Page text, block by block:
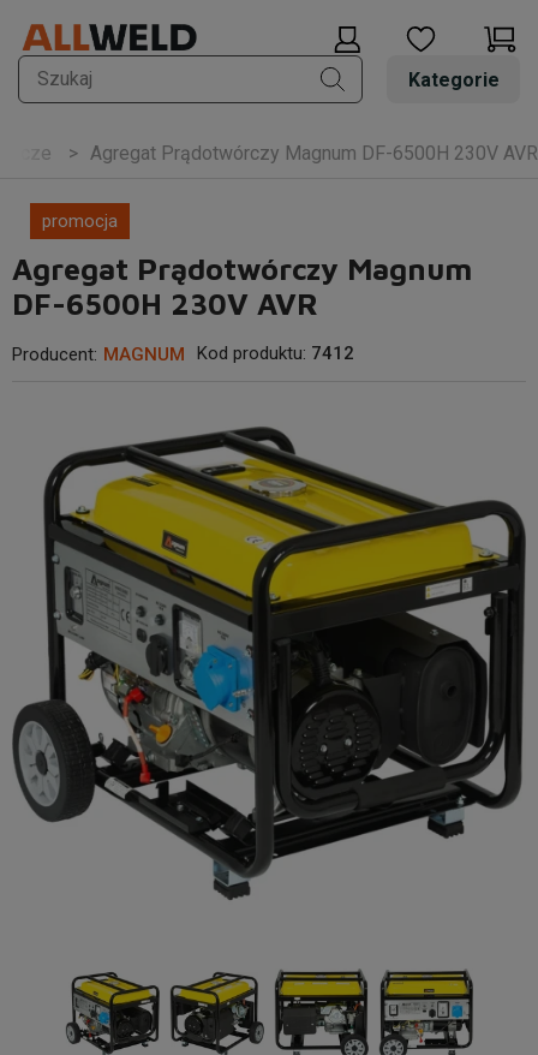
Kategorie
Agregat Prądotwórczy Magnum DF-6500H 230V AVR
Agregat Prądotwórczy Magnum
DF-6500H 230V AVR
Producent: MAGNUM Kod produktu: 7412
promocja